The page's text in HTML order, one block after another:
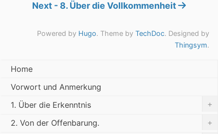
Next - 8. Über die Vollkommenheit
Powered by Hugo. Theme by TechDoc. Designed by
Thingsym.
Home
Vorwort und Anmerkung
1. Über die Erkenntnis
+
2. Von der Offenbarung.
+